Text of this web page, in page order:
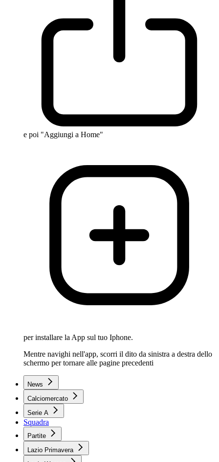
e poi "Aggiungi a Home"
per installare la App sul tuo Iphone.
Mentre navighi nell'app, scorri il dito da sinistra a destra dello
schermo per tornare alle pagine precedenti
News
Calciomercato
Serie A
Squadra
Partite
Lazio Primavera